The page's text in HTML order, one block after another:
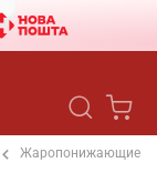
Жаропонижающие